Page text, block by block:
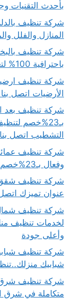
بأحدث التقنيات وجودة 100%
المنازل والفلل
شركة تنظيف
باحترافية 100% لتعقيم المنازل والأثاث
الأرضيات اتصل بنا
شركة تنظيف بعد
بـ23%خصم
التشطيب اتصل
وفعال بـ23%خصم اتصل الان
عنوان تميزك اتصل
لخدمات تنظيف
وأعلى جودة
شبابيك
متكاملة في شرق